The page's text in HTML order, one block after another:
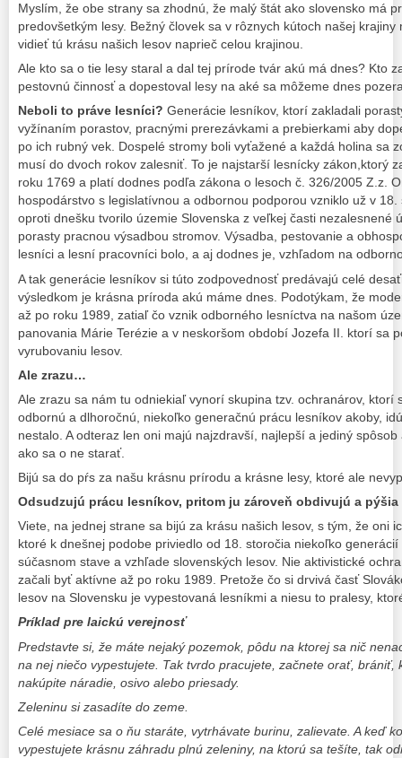
Myslím, že obe strany sa zhodnú, že malý štát ako slovensko má
predovšetkým lesy. Bežný človek sa v rôznych kútoch našej
vidieť tú krásu našich lesov naprieč celou krajinou.
Ale kto sa o tie lesy staral a dal tej prírode tvár akú má dnes? Kto
pestovnú činnosť a dopestoval lesy na aké sa môžeme dnes
Neboli to práve lesníci? Generácie lesníkov, ktorí zakladali
vyžínaním porastov, pracnými prerezávkami a prebierkami aby
po ich rubný vek. Dospelé stromy boli vyťažené a každá holina sa
musí do dvoch rokov zalesniť. To je najstarší lesnícky zákon,ktorý
roku 1769 a platí dodnes podľa zákona o lesoch č. 326/2005 Z.z.
hospodárstvo s legislatívnou a odbornou podporou vzniklo už v
oproti dnešku tvorilo územie Slovenska z veľkej časti nezalesnené
porasty pracnou výsadbou stromov. Výsadba, pestovanie a
lesníci a lesní pracovníci bolo, a aj dodnes je, vzhľadom na
A tak generácie lesníkov si túto zodpovednosť predávajú celé
výsledkom je krásna príroda akú máme dnes. Podotýkam, že
až po roku 1989, zatiaľ čo vznik odborného lesníctva na našom
panovania Márie Terézie a v neskoršom období Jozefa II. ktorí sa
vyrubovaniu lesov.
Ale zrazu…
Ale zrazu sa nám tu odniekiaľ vynorí skupina tzv. ochranárov, ktorí
odbornú a dlhoročnú, niekoľko generačnú prácu lesníkov akoby,
nestalo. A odteraz len oni majú najzdravší, najlepší a jediný
ako sa o ne starať.
Bijú sa do pŕs za našu krásnu prírodu a krásne lesy, ktoré ale
Odsudzujú prácu lesníkov, pritom ju zároveň obdivujú a pýšia
Viete, na jednej strane sa bijú za krásu našich lesov, s tým, že oni
ktoré k dnešnej podobe priviedlo od 18. storočia niekoľko
súčasnom stave a vzhľade slovenských lesov. Nie aktivistické
začali byť aktívne až po roku 1989. Pretože čo si drvivá časť
lesov na Slovensku je vypestovaná lesníkmi a niesu to pralesy,
Príklad pre laickú verejnosť
Predstavte si, že máte nejaký pozemok, pôdu na ktorej sa nič
na nej niečo vypestujete. Tak tvrdo pracujete, začnete orať,
nakúpite náradie, osivo alebo priesady.
Zeleninu si zasadíte do zeme.
Celé mesiace sa o ňu staráte, vytrhávate burinu, zalievate. A keď
vypestujete krásnu záhradu plnú zeleniny, na ktorú sa tešíte, tak